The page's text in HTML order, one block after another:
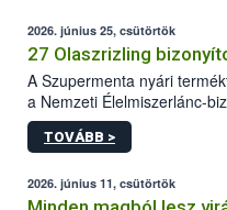
2026. június 25, csütörtök
27 Olaszrizling
A Szupermenta nyári
a Nemzeti Élelmiszerlánc-
szakemberei. Összesen 27
élelmiszerbiztonsági és -
vizsgálaton az is kiderült,
TOVÁBB >
2026. június 11, csütörtök